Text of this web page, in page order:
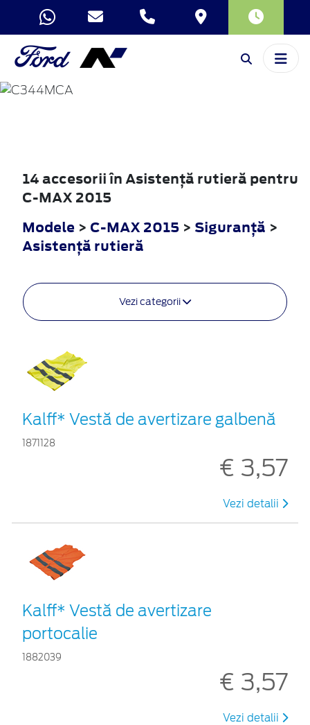
C-MAX
14 accesorii în Asistenţă rutieră pentru
C-MAX 2015
Modele > C-MAX 2015 > Siguranţă >
Asistenţă rutieră
Vezi categorii
Kalff* Vestă de avertizare galbenă
1871128
€ 3,57
Vezi detalii
Kalff* Vestă de avertizare
portocalie
1882039
€ 3,57
Vezi detalii